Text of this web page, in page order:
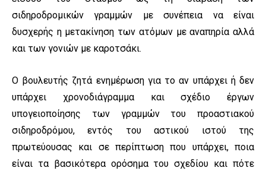
σιδηροδρομικών γραμμών με συνέπεια να είναι
δυσχερής η μετακίνηση των ατόμων με αναπηρία αλλά
και των γονιών με καροτσάκι.
Ο βουλευτής ζητά ενημέρωση για το αν υπάρχει ή δεν
υπάρχει χρονοδιάγραμμα και σχέδιο έργων
υπογειοποίησης των γραμμών του προαστιακού
σιδηροδρόμου, εντός του αστικού ιστού της
πρωτεύουσας και σε περίπτωση που υπάρχει, ποια
είναι τα βασικότερα ορόσημα του σχεδίου και πότε